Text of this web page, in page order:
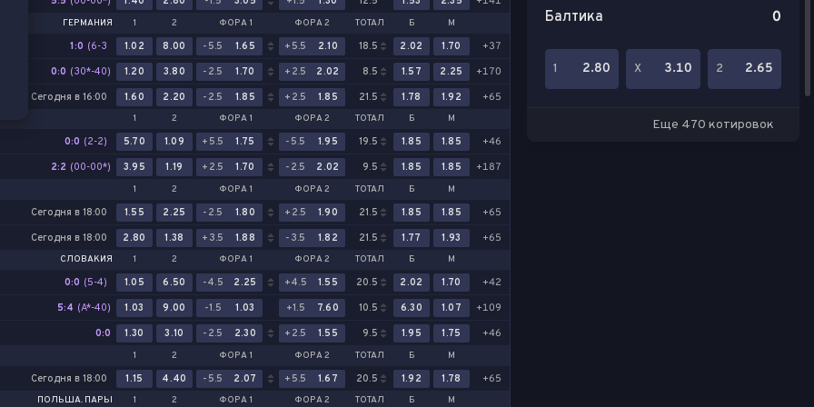
ГЕРМАНИЯ 1 2 ФОРА 1 ФОРА 2 ТОТАЛ Б М
1:0 (6-3
1.02 8.00 -5.5 1.65 +5.5 2.10 18.5 2.02 1.70
+37
0:0 (30*-40) 1.20 3.80 -2.5 1.70 +2.5 2.02 8.5 1.57 2.25
+170
Сегодня в 16:00 1.60 2.20 -2.5 1.85 +2.5 1.85 21.5 1.78 1.92 +65
1 2 ФОРА 1 ФОРА 2 ТОТАЛ Б М
0:0 (2-2) 5.70 1.09 +5.5 1.75 -5.5 1.95 19.5 1.85 1.85
+46
2:2 (00-00*) 3.95 1.19 +2.5 1.70 -2.5 2.02 9.5 1.85 1.85 +187
1 2 ФОРА 1 ФОРА 2 ТОТАЛ Б М
Сегодня в 18:00 1.55 2.25 -2.5 1.80 +2.5 1.90 21.5 1.85 1.85
+65
Сегодня в 18:00 2.80 1.38 +3.5 1.88 -3.5 1.82 21.5 1.77 1.93 +65
СЛОВАКИЯ 1 2 ФОРА 1 ФОРА 2 ТОТАЛ Б М
0:0 (5-4) 1.05 6.50 -4.5 2.25 +4.5 1.55 20.5 2.02 1.70
+42
5:4 (A*-40) 1.03 9.00 -1.5 1.03 +1.5 7.60 10.5 6.30 1.07
+109
0:0 1.30 3.10 -2.5 2.30 +2.5 1.55 9.5 1.95 1.75 +46
1 2 ФОРА 1 ФОРА 2 ТОТАЛ Б М
Сегодня в 18:00 1.15 4.40 -5.5 2.07 +5.5 1.67 20.5 1.92 1.78 +65
ПОЛЬША. ПАРЫ 1 2 ФОРА 1 ФОРА 2 ТОТАЛ Б М
Балтика
0
1 2.80 Х 3.10 2 2.65
Еще 470 котировок